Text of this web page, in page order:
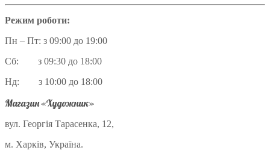
Режим роботи:
Пн – Пт: з 09:00 до 19:00
Сб: з 09:30 до 18:00
Нд: з 10:00 до 18:00
Магазин «Художник»
вул. Георгія Тарасенка, 12,
м. Харків, Україна.